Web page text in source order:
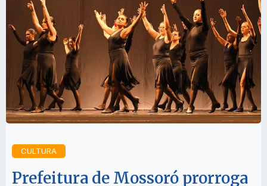
CULTURA
Prefeitura de Mossoró prorroga